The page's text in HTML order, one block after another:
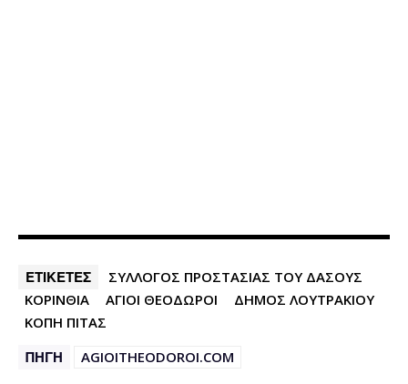
ΕΤΙΚΕΤΕΣ
ΣΥΛΛΟΓΟΣ ΠΡΟΣΤΑΣΙΑΣ ΤΟΥ ΔΑΣΟΥΣ
ΚΟΡΙΝΘΙΑ
ΑΓΙΟΙ ΘΕΟΔΩΡΟΙ
ΔΗΜΟΣ ΛΟΥΤΡΑΚΙΟΥ
ΚΟΠΗ ΠΙΤΑΣ
ΠΗΓΗ AGIOITHEODOROI.COM